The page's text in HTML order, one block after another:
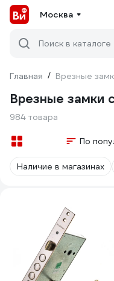
Москва
Поиск в каталоге
Главная / Врезные
Врезные замки
984 товара
По
Наличие в магазинах